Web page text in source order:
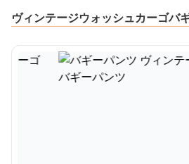
ヴィンテージウォッシュカーゴバ